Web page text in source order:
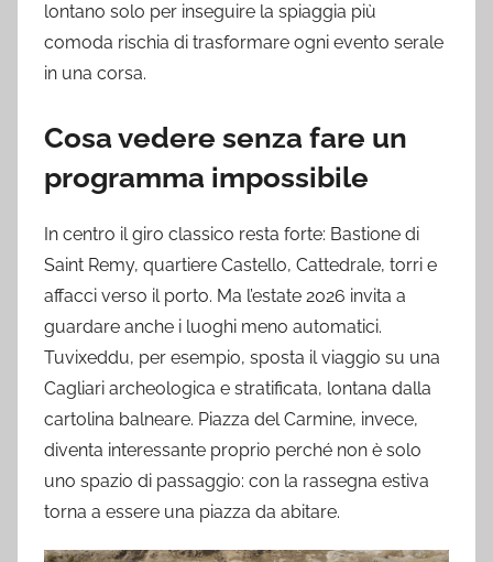
lontano solo per inseguire la spiaggia più
comoda rischia di trasformare ogni evento serale
in una corsa.
Cosa vedere senza fare un
programma impossibile
In centro il giro classico resta forte: Bastione di
Saint Remy, quartiere Castello, Cattedrale, torri e
affacci verso il porto. Ma l’estate 2026 invita a
guardare anche i luoghi meno automatici.
Tuvixeddu, per esempio, sposta il viaggio su una
Cagliari archeologica e stratificata, lontana dalla
cartolina balneare. Piazza del Carmine, invece,
diventa interessante proprio perché non è solo
uno spazio di passaggio: con la rassegna estiva
torna a essere una piazza da abitare.